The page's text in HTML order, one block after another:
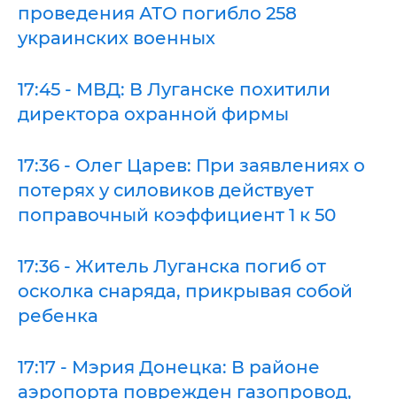
проведения АТО погибло 258
украинских военных
17:45 - МВД: В Луганске похитили
директора охранной фирмы
17:36 - Олег Царев: При заявлениях о
потерях у силовиков действует
поправочный коэффициент 1 к 50
17:36 - Житель Луганска погиб от
осколка снаряда, прикрывая собой
ребенка
17:17 - Мэрия Донецка: В районе
аэропорта поврежден газопровод,